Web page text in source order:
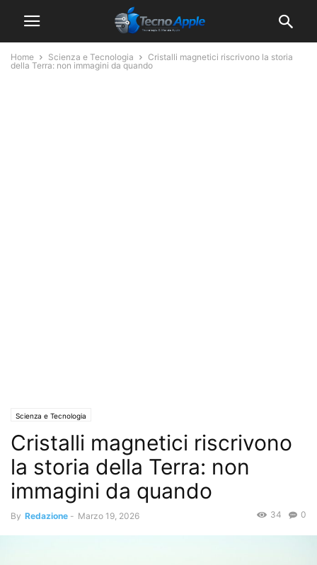
Home Scienza e Tecnologia
Cristalli magnetici riscrivono la storia
della Terra: non immagini da quando
Scienza e Tecnologia
Cristalli magnetici riscrivono
la storia della Terra: non
immagini da quando
By Redazione - Marzo 19, 2026 0
34